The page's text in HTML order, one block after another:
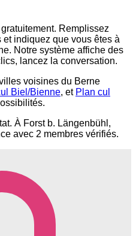
Remplissez
indiquez que vous êtes à
Notre système affiche des
lancez la conversation.
voisines du Berne
Biel/Bienne, et Plan cul
À Forst b. Längenbühl,
avec 2 membres vérifiés.